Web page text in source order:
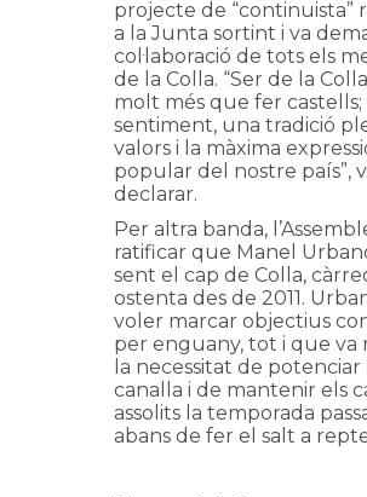
projecte de “continuista”
a la Junta sortint i va
col·laboració de tots els
de la Colla. “Ser de la
molt més que fer castells;
sentiment, una tradició
valors i la màxima
popular del nostre país”,
declarar.
Per altra banda,
ratificar que Manel
sent el cap de Colla,
ostenta des de 2011.
voler marcar objectius
per enguany, tot i que va
la necessitat de potenciar
canalla i de mantenir els
assolits la temporada
abans de fer el salt a